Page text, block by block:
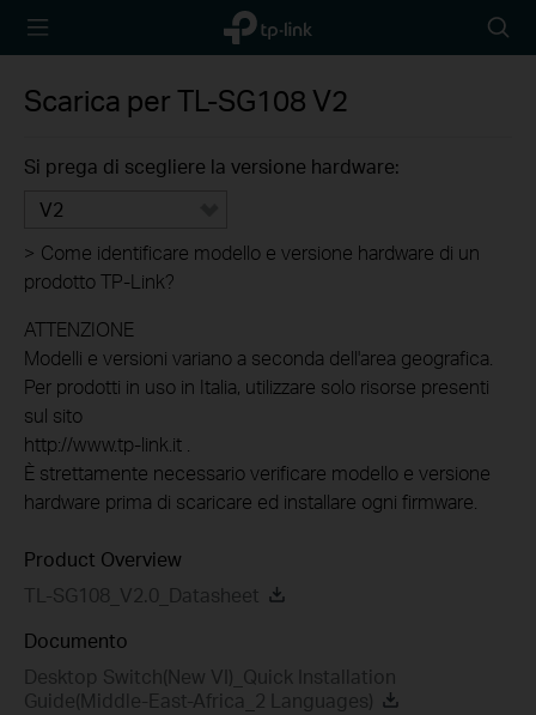
TP-Link,
Reliably
icon
Scarica perTL-SG108 V2
Si prega di scegliere la versione hardware:
V2
> Come identificare modello e versione hardware di un
prodotto TP-Link?
ATTENZIONE
Modelli e versioni variano a seconda dell'area geografica.
Per prodotti in uso in Italia, utilizzare solo risorse presenti
sul sito
http://www.tp-link.it .
È strettamente necessario verificare modello e versione
hardware prima di scaricare ed installare ogni firmware.
Product Overview
TL-SG108_V2.0_Datasheet
Documento
Desktop Switch(New VI)_Quick Installation
Guide(Middle-East-Africa_2 Languages)